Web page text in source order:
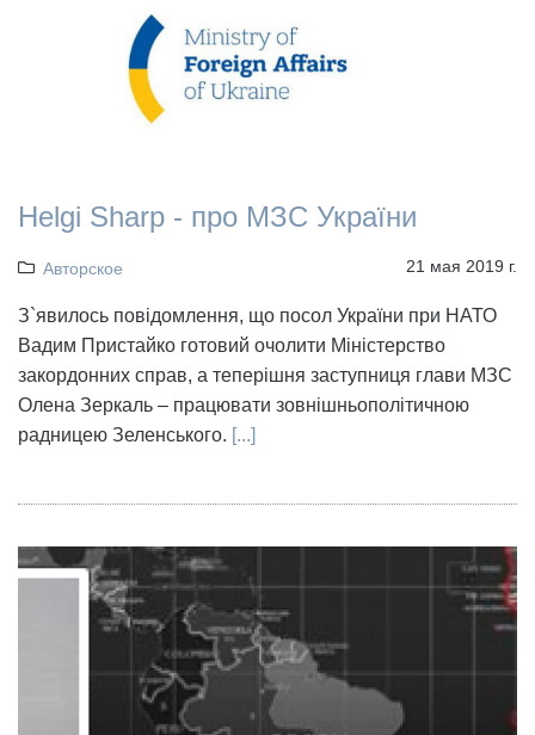
Helgi Sharp - про МЗС України
Авторское 21 мая 2019 г.
З`явилось повідомлення, що посол України при НАТО
Вадим Пристайко готовий очолити Міністерство
закордонних справ, а теперішня заступниця глави МЗС
Олена Зеркаль – працювати зовнішньополітичною
радницею Зеленського. [...]